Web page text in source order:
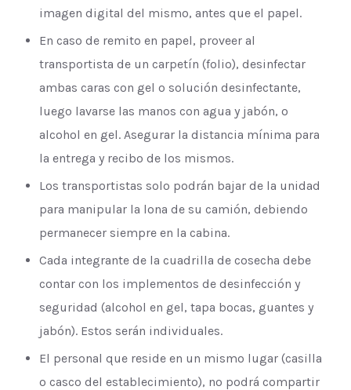
imagen digital del mismo, antes que el papel.
En caso de remito en papel, proveer al
transportista de un carpetín (folio), desinfectar
ambas caras con gel o solución desinfectante,
luego lavarse las manos con agua y jabón, o
alcohol en gel. Asegurar la distancia mínima para
la entrega y recibo de los mismos.
Los transportistas solo podrán bajar de la unidad
para manipular la lona de su camión, debiendo
permanecer siempre en la cabina.
Cada integrante de la cuadrilla de cosecha debe
contar con los implementos de desinfección y
seguridad (alcohol en gel, tapa bocas, guantes y
jabón). Estos serán individuales.
El personal que reside en un mismo lugar (casilla
o casco del establecimiento), no podrá compartir